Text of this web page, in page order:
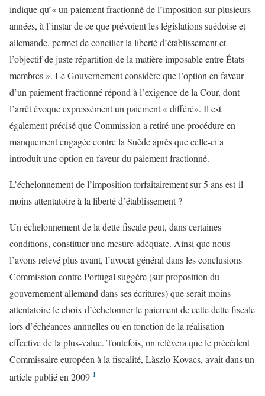
indique qu’« un paiement fractionné de l’imposition sur plusieurs
années, à l’instar de ce que prévoient les législations suédoise et
allemande, permet de concilier la liberté d’établissement et
l’objectif de juste répartition de la matière imposable entre États
membres ». Le Gouvernement considère que l’option en faveur
d’un paiement fractionné répond à l’exigence de la Cour, dont
l’arrêt évoque expressément un paiement « différé». Il est
également précisé que Commission a retiré une procédure en
manquement engagée contre la Suède après que celle-ci a
introduit une option en faveur du paiement fractionné.
L’échelonnement de l’imposition forfaitairement sur 5 ans est-il
moins attentatoire à la liberté d’établissement ?
Un échelonnement de la dette fiscale peut, dans certaines
conditions, constituer une mesure adéquate. Ainsi que nous
l’avons relevé plus avant, l’avocat général dans les conclusions
Commission contre Portugal suggère (sur proposition du
gouvernement allemand dans ses écritures) que serait moins
attentatoire le choix d’échelonner le paiement de cette dette fiscale
lors d’échéances annuelles ou en fonction de la réalisation
effective de la plus-value. Toutefois, on relèvera que le précédent
Commissaire européen à la fiscalité, Làszlo Kovacs, avait dans un
article publié en 2009 1